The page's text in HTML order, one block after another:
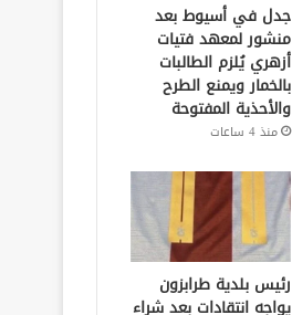
جدل في أسيوط بعد
منشور لمعهد فتيات
أزهري يُلزم الطالبات
بالخمار ويمنع الطرح
والأحذية المفتوحة
منذ 4 ساعات
رئيس بلدية طرابزون
يواجه انتقادات بعد شراء